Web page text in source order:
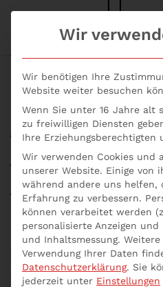
Skip to main content
S+P NEWS
Wozu dient
Business
Geschrieben vonp537752am
Veröffentlicht inAllgemein ,
Management,Inhouse Seminare
Unternehmensberatung online,
Continuity Management?
Wir
Wir benötigen Ihre
Website weiter besuchen
Wenn Sie unter 16 Jahre alt
zu freiwilligen Diensten
Ihre Erziehungsberechtigten
Wir verwenden Cookies und
unserer Website. Einige von
während andere uns helfen,
Erfahrung zu verbessern.
können verarbeitet werden
personalisierte Anzeigen
und Inhaltsmessung.
Verwendung Ihrer Daten
Datenschutzerklärung. Sie
jederzeit unter Einstellungen